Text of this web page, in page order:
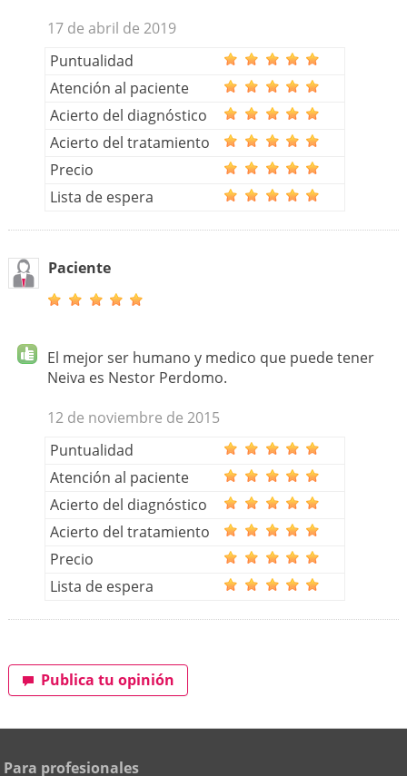
17 de abril de 2019
Puntualidad
Atención al paciente
Acierto del diagnóstico
Acierto del tratamiento
Precio
Lista de espera
Paciente
El mejor ser humano y medico que puede tener
Neiva es Nestor Perdomo.
12 de noviembre de 2015
Puntualidad
Atención al paciente
Acierto del diagnóstico
Acierto del tratamiento
Precio
Lista de espera
Publica tu opinión
Para profesionales